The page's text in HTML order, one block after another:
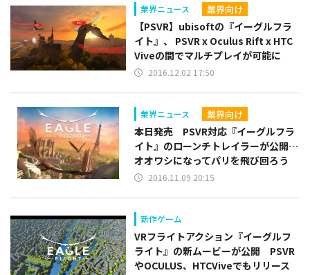
業界ニュース 業界向け
【PSVR】ubisoftの『イーグルフラ
イト』、 PSVR x Oculus Rift x HTC
Viveの間でマルチプレイが可能に
2016.12.02 17:50
業界ニュース 業界向け
本日発売 PSVR対応『イーグルフラ
イト』のローンチトレイラーが公開…
オオワシになってパリを飛び回ろう
2016.11.09 20:15
新作ゲーム
VRフライトアクション『イーグルフ
ライト』の新ムービーが公開 PSVR
やOCULUS、HTCViveでもリリース